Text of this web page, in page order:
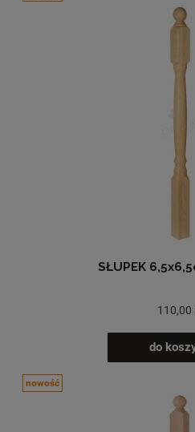
SŁUPEK
110,00
do
nowość